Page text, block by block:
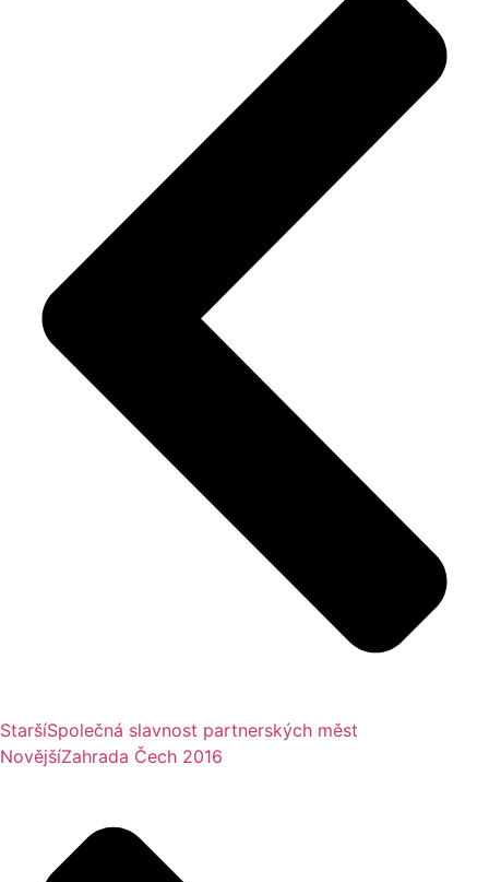
StaršíSpolečná slavnost partnerských měst
NovějšíZahrada Čech 2016